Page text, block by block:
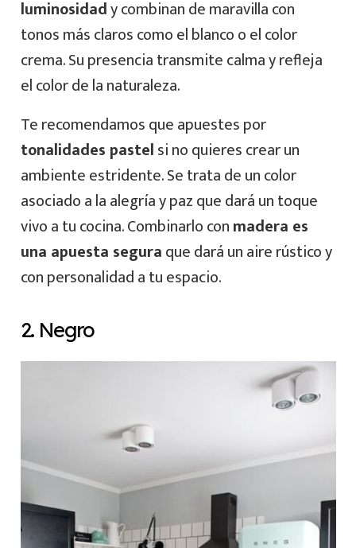
luminosidady combinan de maravilla con
tonos más claros como el blanco o el color
crema. Su presencia transmite calma y refleja
el color de la naturaleza.
Te recomendamos que apuestes por
tonalidades pastelsi no quieres crear un
ambiente estridente. Se trata de un color
asociado a la alegría y paz que dará un toque
vivo a tu cocina. Combinarlo conmadera es
una apuesta seguraque dará un aire rústico y
con personalidad a tu espacio.
2. Negro